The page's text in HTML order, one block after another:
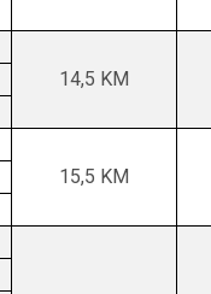
14,5 KM
15,5 KM